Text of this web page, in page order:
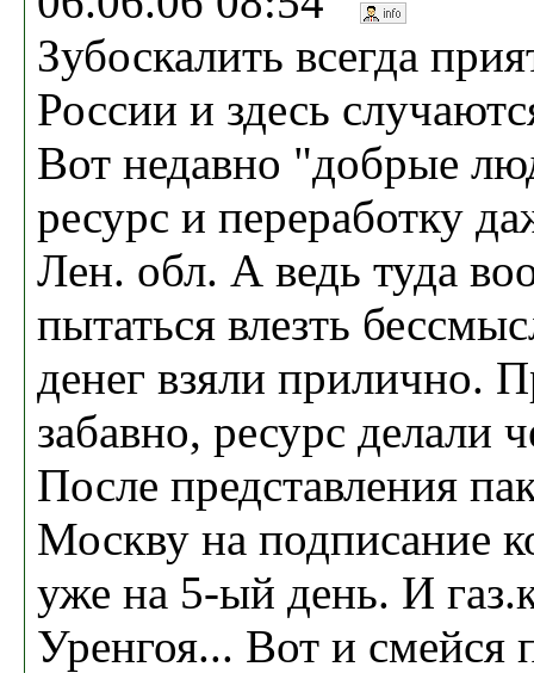
Зубоскалить всегда
России и здесь
Вот недавно "добрые
ресурс и переработку
Лен. обл. А ведь туда
пытаться влезть
денег взяли прилично.
забавно, ресурс делали
После представления
Москву на подписание
уже на 5-ый день. И
Уренгоя... Вот и смейся